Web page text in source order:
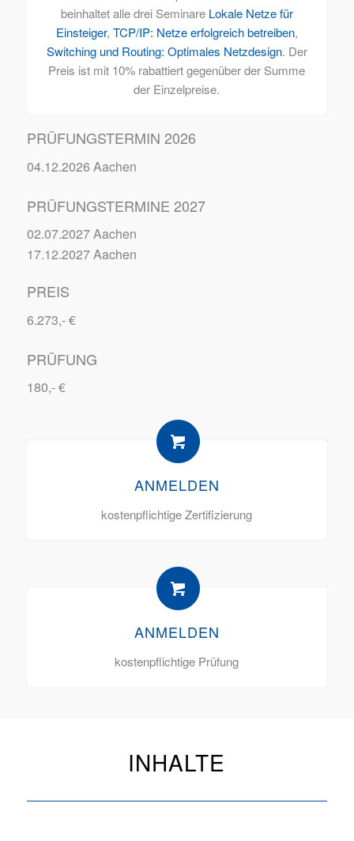
beinhaltet alle drei Seminare Lokale Netze für
Einsteiger, TCP/IP: Netze erfolgreich betreiben,
Switching und Routing: Optimales Netzdesign. Der
Preis ist mit 10% rabattiert gegenüber der Summe
der Einzelpreise.
PRÜFUNGSTERMIN 2026
04.12.2026 Aachen
PRÜFUNGSTERMINE 2027
02.07.2027 Aachen
17.12.2027 Aachen
PREIS
6.273,- €
PRÜFUNG
180,- €
ANMELDEN
kostenpflichtige Zertifizierung
ANMELDEN
kostenpflichtige Prüfung
INHALTE